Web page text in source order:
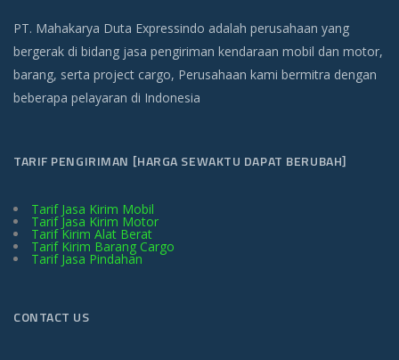
PT. Mahakarya Duta Expressindo adalah perusahaan yang
bergerak di bidang jasa pengiriman kendaraan mobil dan motor,
barang, serta project cargo, Perusahaan kami bermitra dengan
beberapa pelayaran di Indonesia
TARIF PENGIRIMAN [HARGA SEWAKTU DAPAT BERUBAH]
Tarif Jasa Kirim Mobil
Tarif Jasa Kirim Motor
Tarif Kirim Alat Berat
Tarif Kirim Barang Cargo
Tarif Jasa Pindahan
CONTACT US